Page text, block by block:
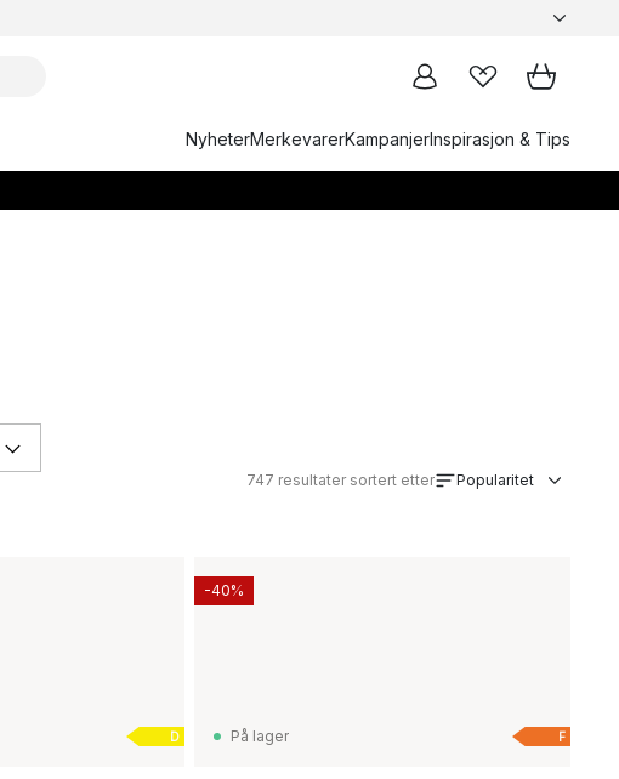
NyheterMerkevarerKampanjerInspirasjon & Tips
747 resultater sortert etter Popularitet
D F
På lager
-40%